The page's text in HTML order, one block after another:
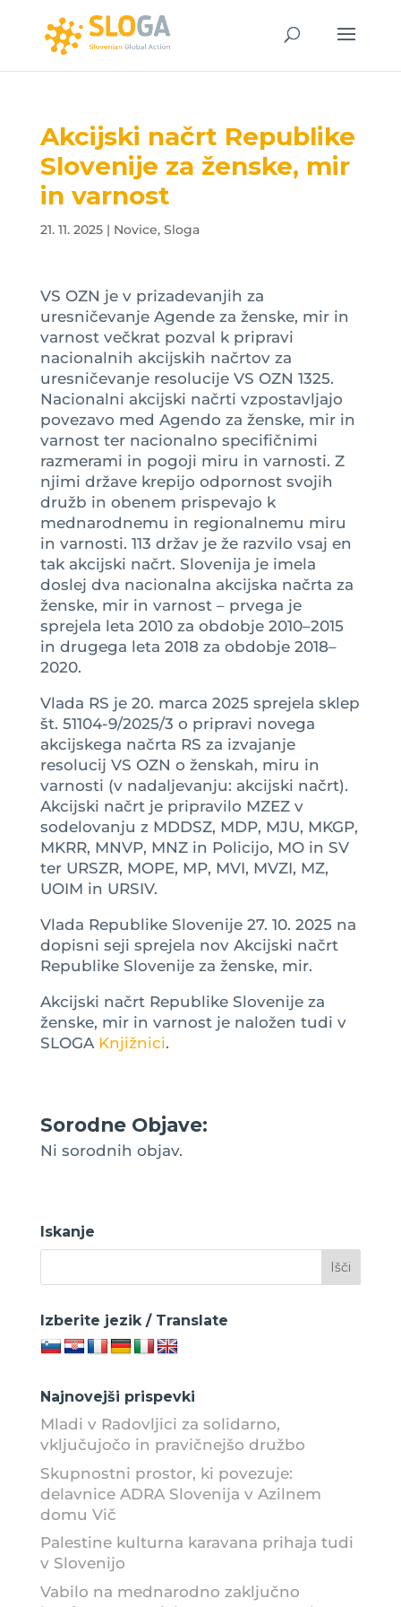
Akcijski načrt Republike
Slovenije za ženske, mir
in varnost
21. 11. 2025| Novice, Sloga
VS OZN je v prizadevanjih za
uresničevanje Agende za ženske, mir in
varnost večkrat pozval k pripravi
nacionalnih akcijskih načrtov za
uresničevanje resolucije VS OZN 1325.
Nacionalni akcijski načrti vzpostavljajo
povezavo med Agendo za ženske, mir in
varnost ter nacionalno specifičnimi
razmerami in pogoji miru in varnosti. Z
njimi države krepijo odpornost svojih
družb in obenem prispevajo k
mednarodnemu in regionalnemu miru
in varnosti. 113 držav je že razvilo vsaj en
tak akcijski načrt. Slovenija je imela
doslej dva nacionalna akcijska načrta za
ženske, mir in varnost – prvega je
sprejela leta 2010 za obdobje 2010–2015
in drugega leta 2018 za obdobje 2018–
2020.
Vlada RS je 20. marca 2025 sprejela sklep
št. 51104-9/2025/3 o pripravi novega
akcijskega načrta RS za izvajanje
resolucij VS OZN o ženskah, miru in
varnosti (v nadaljevanju: akcijski načrt).
Akcijski načrt je pripravilo MZEZ v
sodelovanju z MDDSZ, MDP, MJU, MKGP,
MKRR, MNVP, MNZ in Policijo, MO in SV
ter URSZR, MOPE, MP, MVI, MVZI, MZ,
UOIM in URSIV.
Vlada Republike Slovenije 27. 10. 2025 na
dopisni seji sprejela nov Akcijski načrt
Republike Slovenije za ženske, mir.
Akcijski načrt Republike Slovenije za
ženske, mir in varnost je naložen tudi v
SLOGA Knjižnici.
Sorodne Objave:
Ni sorodnih objav.
Iskanje
Izberite jezik / Translate
Najnovejši prispevki
Mladi v Radovljici za solidarno,
vključujočo in pravičnejšo družbo
Skupnostni prostor, ki povezuje:
delavnice ADRA Slovenija v Azilnem
domu Vič
Palestine kulturna karavana prihaja tudi
v Slovenijo
Vabilo na mednarodno zaključno